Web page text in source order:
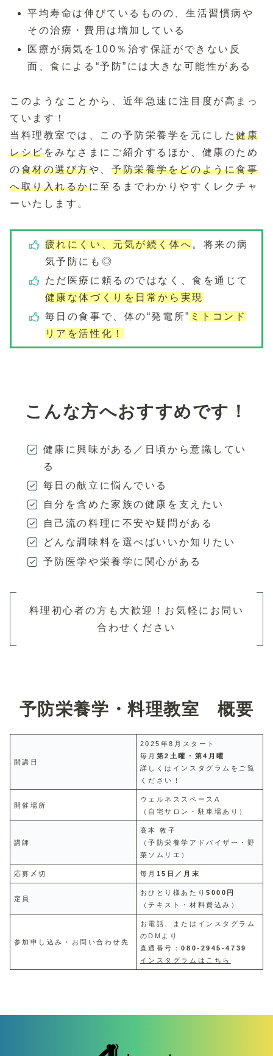
平均寿命は伸びているものの、生活習慣病や
その治療・費用は増加している
医療が病気を100％治す保証ができない反
面、食による“予防”には大きな可能性がある
このようなことから、近年急速に注目度が高まっ
ています！
当料理教室では、この予防栄養学を元にした健康
レシピをみなさまにご紹介するほか、健康のため
の食材の選び方や、予防栄養学をどのように食事
へ取り入れるかに至るまでわかりやすくレクチャ
ーいたします。
疲れにくい、元気が続く体へ 。将来の病
気予防にも◎
ただ医療に頼るのではなく、食を通じて
健康な体づくりを日常から実現
毎日の食事で、体の“発電所” ミトコンド
リアを活性化！
こんな方へおすすめです！
健康に興味がある／日頃から意識してい
る
毎日の献立に悩んでいる
自分を含めた家族の健康を支えたい
自己流の料理に不安や疑問がある
どんな調味料を選べばいいか知りたい
予防医学や栄養学に関心がある
料理初心者の方も大歓迎！お気軽にお問い
合わせください
予防栄養学・料理教室 概要
開講日
2025年8月スタート
毎月 第2土曜・第4月曜
詳しくはインスタグラムをご覧
ください！
開催場所
ウェルネススペースA
（自宅サロン・駐車場あり）
講師
高本 敦子
（予防栄養学アドバイザー・野
菜ソムリエ）
応募〆切 毎月 15日／月末
定員
おひとり様あたり5000円
（テキスト・材料費込み）
参加申し込み・お問い合わせ先
お電話、またはインスタグラム
のDMより
直通番号：080-2945-4739
インスタグラムはこちら